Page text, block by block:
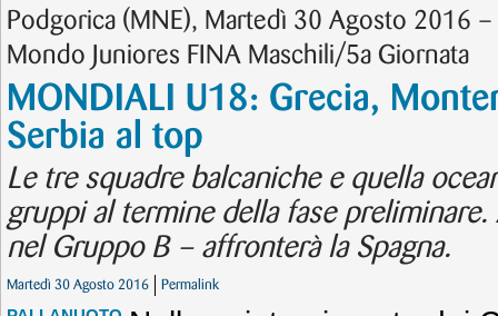
Podgorica (MNE), Martedì 30 Agosto 2016
Mondo Juniores FINA Maschili/5a Giornata
MONDIALI U18: Grecia,
Serbia al top
Le tre squadre balcaniche e quella
gruppi al termine della fase preliminare.
nel Gruppo B – affronterà la Spagna.
Martedì 30 Agosto 2016 Permalink